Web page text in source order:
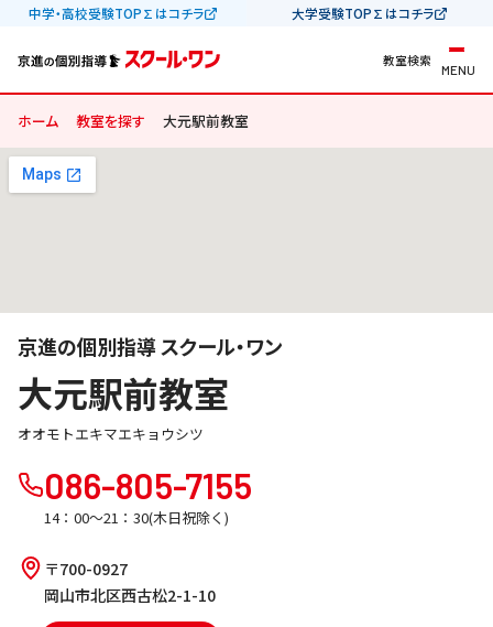
中学・高校受験TOP∑はコチラ 大学受験TOP∑はコチラ
教室検索
MENU
ホーム 教室を探す 大元駅前教室
京進の個別指導 スクール・ワン
大元駅前教室
オオモトエキマエキョウシツ
086-805-7155
14：00～21：30(木日祝除く)
〒700-0927
岡山市北区西古松2-1-10